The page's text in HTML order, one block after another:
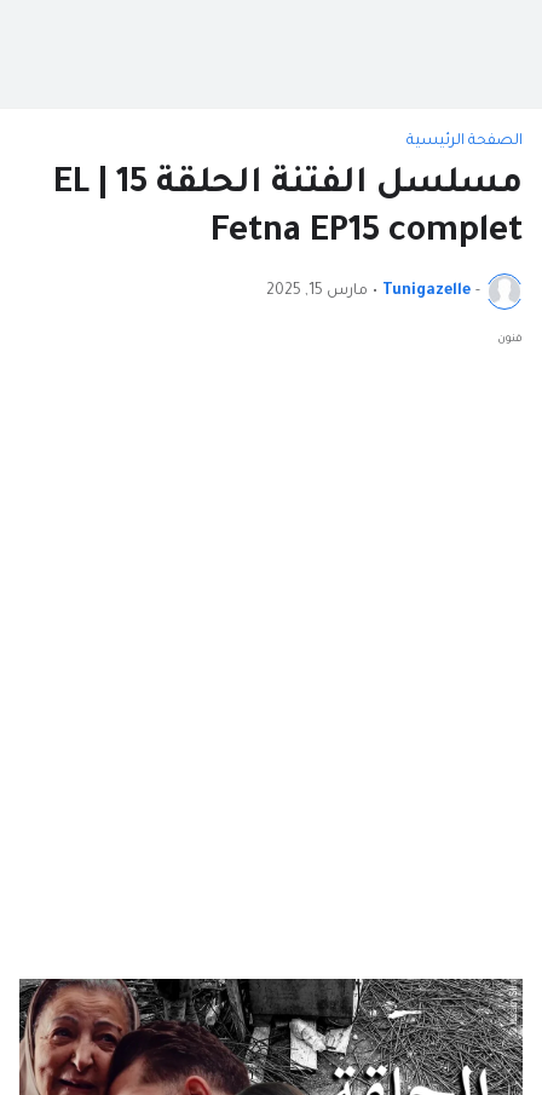
الصفحة الرئيسية
مسلسل الفتنة الحلقة 15 | EL
Fetna EP15 complet
-
Tunigazelle
• مارس 15, 2025
فنون